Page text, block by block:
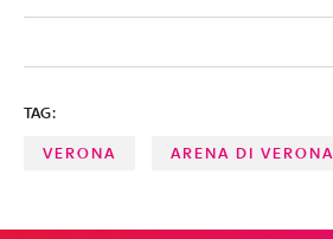
TAG:
VERONA ARENA DI VERONA